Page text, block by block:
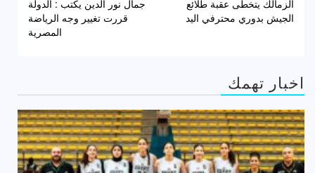
المقالات
جمال نور الدين يكتب : الدولة
قررت تغيير وجه الرياضة
المصرية
الزمالك يتخطى عقبة طلائع
الجيش بدوري محترفي اليد
اخبار تهمك